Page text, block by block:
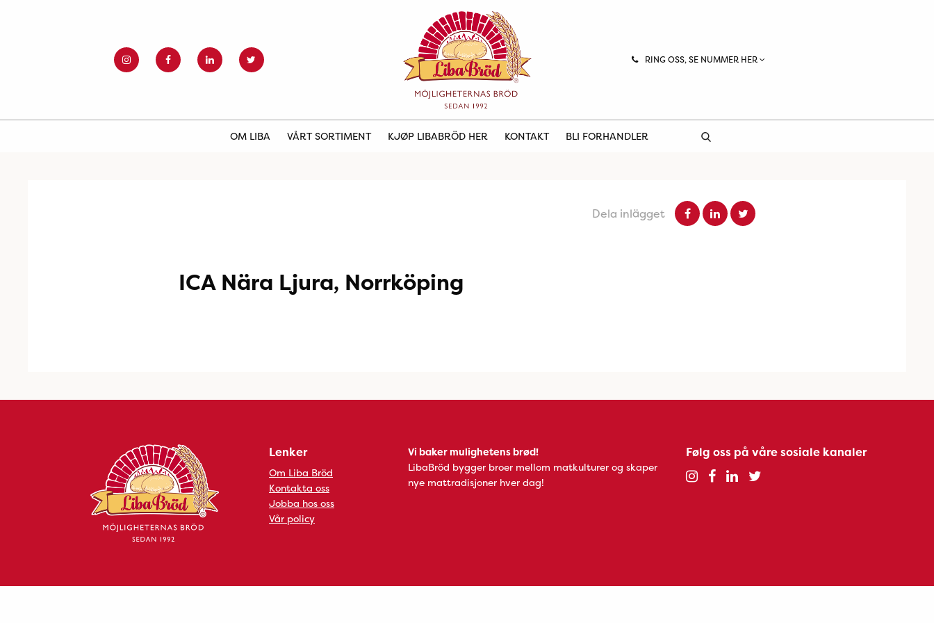
RING OSS, SE NUMMER HER
OM LIBA VÅRT SORTIMENT KJØP LIBABRÖD HER KONTAKT BLI FORHANDLER
Dela inlägget
ICA Nära Ljura, Norrköping
Lenker
Om Liba Bröd
Kontakta oss
Jobba hos oss
Vår policy
Vi baker mulighetens brød!
LibaBröd bygger broer mellom matkulturer og skaper
nye mattradisjoner hver dag!
Følg oss på våre sosiale kanaler